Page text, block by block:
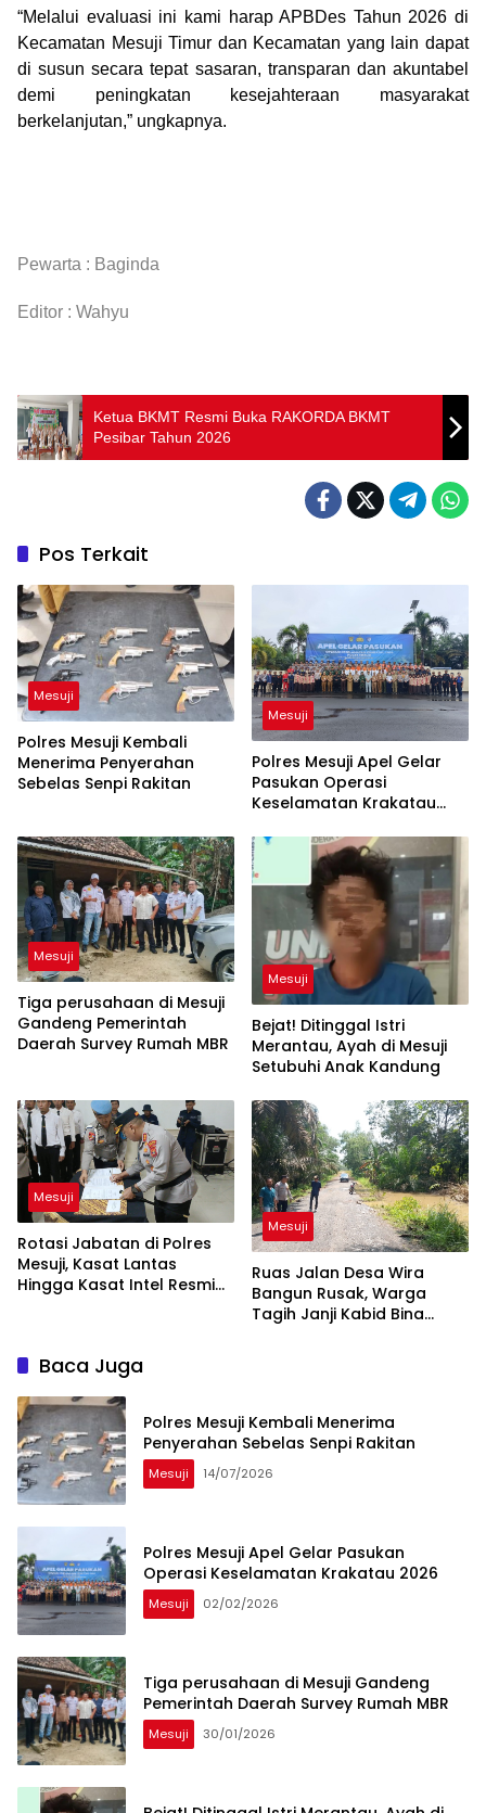
“Melalui evaluasi ini kami harap APBDes Tahun 2026 di
Kecamatan Mesuji Timur dan Kecamatan yang lain dapat
di susun secara tepat sasaran, transparan dan akuntabel
demi peningkatan kesejahteraan masyarakat
berkelanjutan,” ungkapnya.
Pewarta : Baginda
Editor : Wahyu
Ketua BKMT Resmi Buka RAKORDA BKMT
Pesibar Tahun 2026
Pos Terkait
Mesuji
Polres Mesuji Kembali
Menerima Penyerahan
Sebelas Senpi Rakitan
Mesuji
Polres Mesuji Apel Gelar
Pasukan Operasi
Keselamatan Krakatau
Mesuji
Tiga perusahaan di Mesuji
Gandeng Pemerintah
Daerah Survey Rumah MBR
Mesuji
Bejat! Ditinggal Istri
Merantau, Ayah di Mesuji
Setubuhi Anak Kandung
Mesuji
Rotasi Jabatan di Polres
Mesuji, Kasat Lantas
Hingga Kasat Intel Resmi
Mesuji
Ruas Jalan Desa Wira
Bangun Rusak, Warga
Tagih Janji Kabid Bina
Baca Juga
Polres Mesuji Kembali Menerima
Penyerahan Sebelas Senpi Rakitan
Mesuji 14/07/2026
Polres Mesuji Apel Gelar Pasukan
Operasi Keselamatan Krakatau 2026
Mesuji 02/02/2026
Tiga perusahaan di Mesuji Gandeng
Pemerintah Daerah Survey Rumah MBR
Mesuji 30/01/2026